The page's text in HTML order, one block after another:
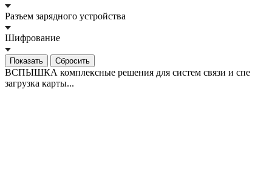
Разъем зарядного устройства
Шифрование
Сбросить
ВСПЫШКА комплексные решения для систем связи и спе
загрузка карты...